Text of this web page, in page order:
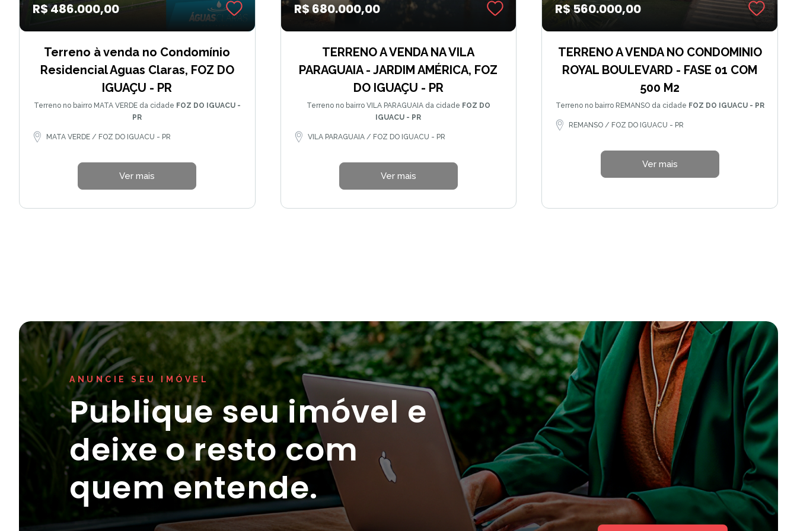
R$ 486.000,00
Terreno à venda no Condomínio
Residencial Aguas Claras, FOZ DO
IGUAÇU - PR
Terreno no bairro MATA VERDE da cidade FOZ DO IGUACU -
PR
MATA VERDE / FOZ DO IGUACU - PR
Ver mais
R$ 680.000,00
TERRENO A VENDA NA VILA
PARAGUAIA - JARDIM AMÉRICA, FOZ
DO IGUAÇU - PR
Terreno no bairro VILA PARAGUAIA da cidade FOZ DO
IGUACU - PR
VILA PARAGUAIA / FOZ DO IGUACU - PR
Ver mais
R$ 560.000,00
TERRENO A VENDA NO CONDOMINIO
ROYAL BOULEVARD - FASE 01 COM
500 M2
Terreno no bairro REMANSO da cidade FOZ DO IGUACU - PR
REMANSO / FOZ DO IGUACU - PR
Ver mais
ANUNCIE SEU IMÓVEL
Publique seu imóvel e
deixe o resto com
quem entende.